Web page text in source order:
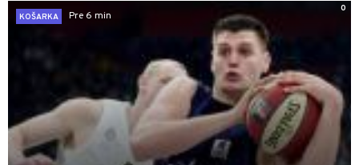
0
KOŠARKA
Pre 6 min